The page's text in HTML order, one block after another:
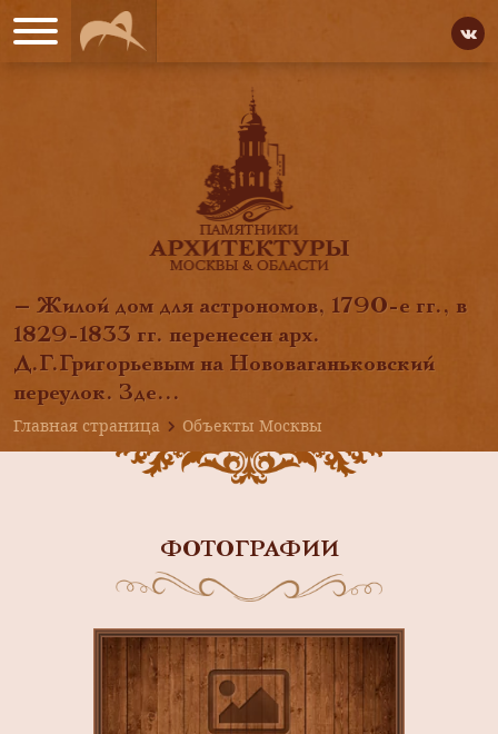
— Жилой дом для астрономов, 1790-е гг., в
1829-1833 гг. перенесен арх.
Д.Г.Григорьевым на Нововаганьковский
переулок. Зде...
Главная страница
Объекты Москвы
ФОТОГРАФИИ